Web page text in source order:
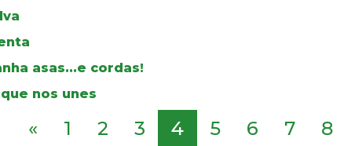
asas...e cordas!
nos unes
« 1 2 3 4 5 6 7 8